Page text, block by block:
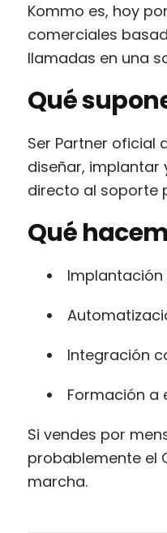
Kommo es, hoy
comerciales
llamadas en una
Qué
Ser Partner oficial
diseñar, implantar
directo al soporte
Qué
Implantación
Integración
Formación a
Si vendes por
probablemente el
marcha.